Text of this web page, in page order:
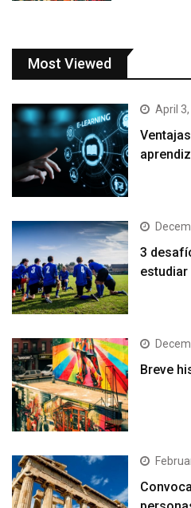
Most Viewed
April
3
estudiar
Breve